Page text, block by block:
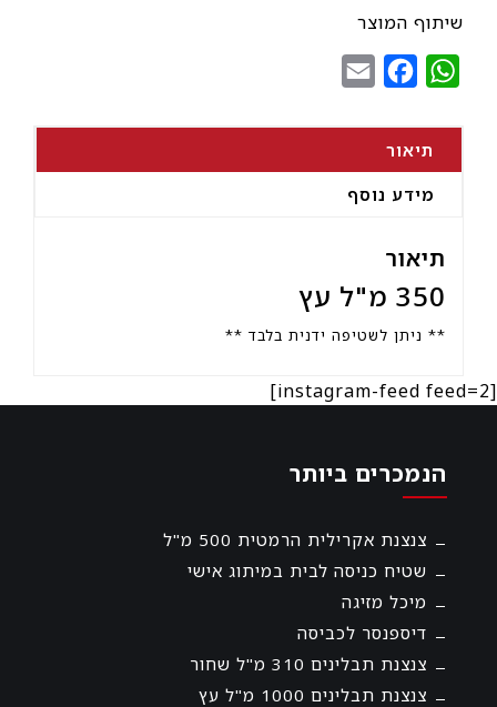
מ"ל
עץ
שיתוף המוצר
WhatsApp
Facebook
תיאור
מידע נוסף
תיאור
350 מ"ל עץ
** ניתן לשטיפה ידנית בלבד **
[instagram-feed feed=2]
הנמכרים ביותר
צנצנת אקרילית הרמטית 500 מ"ל
שטיח כניסה לבית במיתוג אישי
מיכל מזיגה
דיספנסר לכביסה
צנצנת תבלינים 310 מ"ל שחור
צנצנת תבלינים 1000 מ"ל עץ